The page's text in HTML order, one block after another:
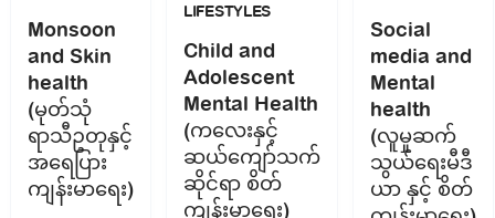
Monsoon
and Skin
health
(မုတ်သုံ
ရာသီဥတုနှင့်
အရေပြား
ကျန်းမာ‌ရေး)
LIFESTYLES
Child and
Adolescent
Mental Health
(ကလေးနှင့်
ဆယ်ကျော်သက်
ဆိုင်ရာ စိတ်
ကျန်းမာရေး)
Social
media and
Mental
health
(လူမှုဆက်
သွယ်ရေးမီဒီ
ယာ နှင့် စိတ်